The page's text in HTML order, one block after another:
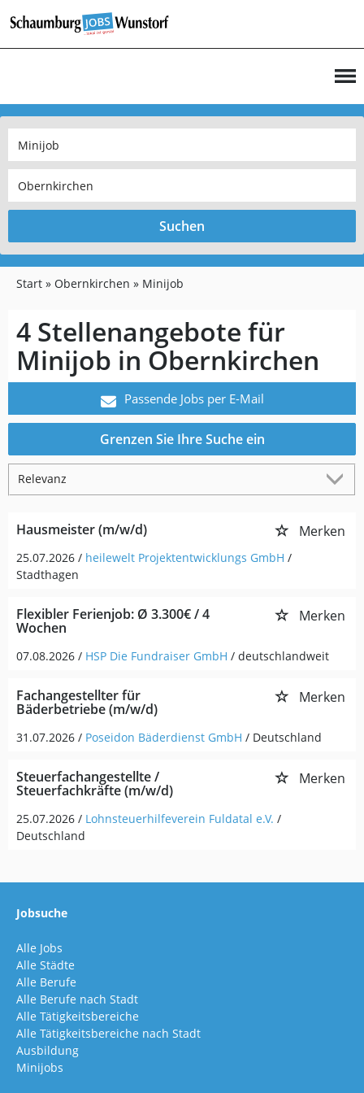
Suchen
Start Obernkirchen Minijob
4 Stellenangebote für
Minijob in Obernkirchen
Passende Jobs per E-Mail
Grenzen Sie Ihre Suche ein
Hausmeister (m/w/d) Merken
25.07.2026 / heilewelt Projektentwicklungs GmbH /
Stadthagen
Flexibler Ferienjob: Ø 3.300€ / 4
Wochen
Merken
07.08.2026 / HSP Die Fundraiser GmbH / deutschlandweit
Fachangestellter für
Bäderbetriebe (m/w/d)
Merken
31.07.2026 / Poseidon Bäderdienst GmbH / Deutschland
Steuerfachangestellte /
Steuerfachkräfte (m/w/d)
Merken
25.07.2026 / Lohnsteuerhilfeverein Fuldatal e.V. /
Deutschland
Jobsuche
Alle Jobs
Alle Städte
Alle Berufe
Alle Berufe nach Stadt
Alle Tätigkeitsbereiche
Alle Tätigkeitsbereiche nach Stadt
Ausbildung
Minijobs